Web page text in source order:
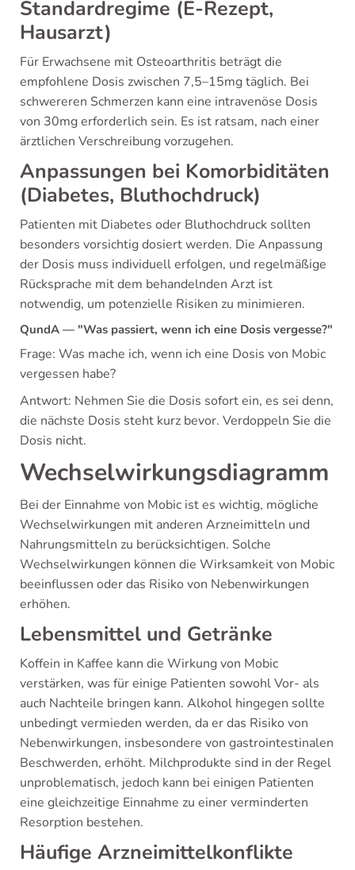
Standardregime (E-Rezept,
Hausarzt)
Für Erwachsene mit Osteoarthritis beträgt die
empfohlene Dosis zwischen 7,5–15mg täglich. Bei
schwereren Schmerzen kann eine intravenöse Dosis
von 30mg erforderlich sein. Es ist ratsam, nach einer
ärztlichen Verschreibung vorzugehen.
Anpassungen bei Komorbiditäten
(Diabetes, Bluthochdruck)
Patienten mit Diabetes oder Bluthochdruck sollten
besonders vorsichtig dosiert werden. Die Anpassung
der Dosis muss individuell erfolgen, und regelmäßige
Rücksprache mit dem behandelnden Arzt ist
notwendig, um potenzielle Risiken zu minimieren.
QundA — "Was passiert, wenn ich eine Dosis vergesse?"
Frage: Was mache ich, wenn ich eine Dosis von Mobic
vergessen habe?
Antwort: Nehmen Sie die Dosis sofort ein, es sei denn,
die nächste Dosis steht kurz bevor. Verdoppeln Sie die
Dosis nicht.
Wechselwirkungsdiagramm
Bei der Einnahme von Mobic ist es wichtig, mögliche
Wechselwirkungen mit anderen Arzneimitteln und
Nahrungsmitteln zu berücksichtigen. Solche
Wechselwirkungen können die Wirksamkeit von Mobic
beeinflussen oder das Risiko von Nebenwirkungen
erhöhen.
Lebensmittel und Getränke
Koffein in Kaffee kann die Wirkung von Mobic
verstärken, was für einige Patienten sowohl Vor- als
auch Nachteile bringen kann. Alkohol hingegen sollte
unbedingt vermieden werden, da er das Risiko von
Nebenwirkungen, insbesondere von gastrointestinalen
Beschwerden, erhöht. Milchprodukte sind in der Regel
unproblematisch, jedoch kann bei einigen Patienten
eine gleichzeitige Einnahme zu einer verminderten
Resorption bestehen.
Häufige Arzneimittelkonflikte